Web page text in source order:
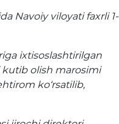
Navoiy viloyati faxrli 1-
ixtisoslashtirilgan
kutib olish marosimi
ko‘rsatilib,